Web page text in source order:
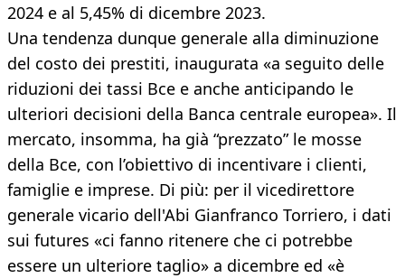
2024 e al 5,45% di dicembre 2023.
Una tendenza dunque generale alla diminuzione
del costo dei prestiti, inaugurata «a seguito delle
riduzioni dei tassi Bce e anche anticipando le
ulteriori decisioni della Banca centrale europea». Il
mercato, insomma, ha già “prezzato” le mosse
della Bce, con l’obiettivo di incentivare i clienti,
famiglie e imprese. Di più: per il vicedirettore
generale vicario dell'Abi Gianfranco Torriero, i dati
sui futures «ci fanno ritenere che ci potrebbe
essere un ulteriore taglio» a dicembre ed «è